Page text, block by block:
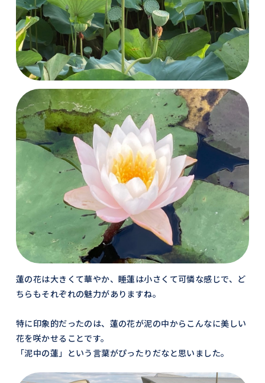
蓮の花は大きくて華やか、睡蓮は小さくて可憐な感じで、ど
ちらもそれぞれの魅力がありますね。
特に印象的だったのは、蓮の花が泥の中からこんなに美しい
花を咲かせることです。
「泥中の蓮」という言葉がぴったりだなと思いました。